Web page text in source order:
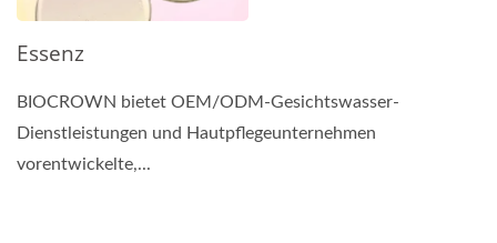
Essenz
BIOCROWN bietet OEM/ODM-Gesichtswasser-
Dienstleistungen und Hautpflegeunternehmen
vorentwickelte,...